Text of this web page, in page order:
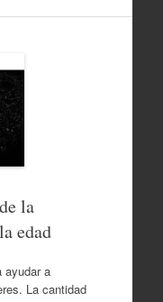
la
edad
ayudar a
La cantidad